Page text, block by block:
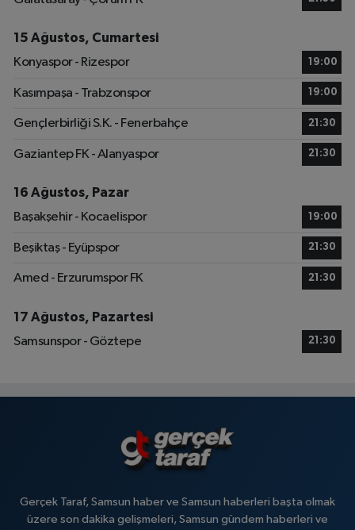
15 Ağustos, Cumartesi
Konyaspor - Rizespor
19:00
Kasımpaşa - Trabzonspor 19:00
Gençlerbirliği S.K. - Fenerbahçe 21:30
Gaziantep FK - Alanyaspor 21:30
16 Ağustos, Pazar
Başakşehir - Kocaelispor
19:00
Beşiktaş - Eyüpspor 21:30
Amed - Erzurumspor FK 21:30
17 Ağustos, Pazartesi
Samsunspor - Göztepe
21:30
Gerçek Taraf, Samsun haber ve Samsun haberleri başta olmak
üzere son dakika gelişmeleri, Samsun gündem haberleri ve